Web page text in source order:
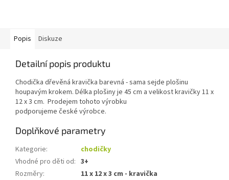
Popis Diskuze
Detailní popis produktu
Chodička dřevěná kravička barevná - sama sejde plošinu
houpavým krokem. Délka plošiny je 45 cm a velikost kravičky 11 x
12 x 3 cm. Prodejem tohoto výrobku
podporujeme české výrobce.
Doplňkové parametry
Kategorie:
chodičky
Vhodné pro děti od: 3+
Rozměry: 11 x 12 x 3 cm - kravička